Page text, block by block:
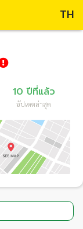
TH
10 ปีที่แล้ว
อัปเดตล่าสุด